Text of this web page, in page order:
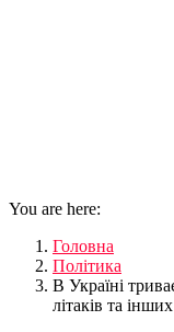
You are here:
Головна
Політика
В Україні
літаків та